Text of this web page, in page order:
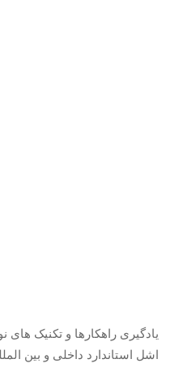
یادگیری راهکارها و تکنیک
اشل استاندارد داخلی و بین